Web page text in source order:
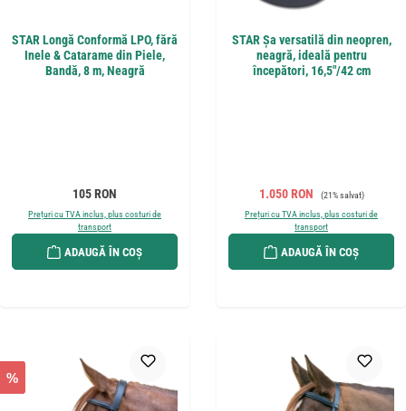
STAR Longă Conformă LPO, fără
Inele & Catarame din Piele,
Bandă, 8 m, Neagră
Preț obișnuit:
105 RON
Prețuri cu TVA inclus, plus costuri de
transport
ADAUGĂ ÎN COȘ
STAR Șa versatilă din neopren,
neagră, ideală pentru
începători, 16,5"/42 cm
Preț de vânzare:
1.050 RON Preț obișnuit:
(21% salvat)
Prețuri cu TVA inclus, plus costuri de
transport
ADAUGĂ ÎN COȘ
%